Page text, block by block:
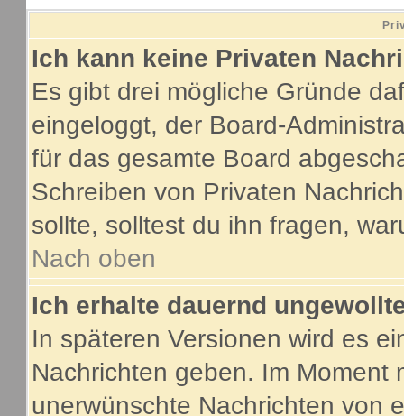
Ich kann keine Privaten
Es gibt drei mögliche Gründe
eingeloggt, der Board-
für das gesamte Board
Schreiben von Privaten
sollte, solltest du ihn fragen,
Nach oben
Ich erhalte dauernd
In späteren Versionen wird es
Nachrichten geben. Im Moment
unerwünschte Nachrichten von